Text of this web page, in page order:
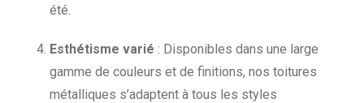
été.
Esthétisme varié : Disponibles dans une large
gamme de couleurs et de finitions, nos toitures
métalliques s’adaptent à tous les styles